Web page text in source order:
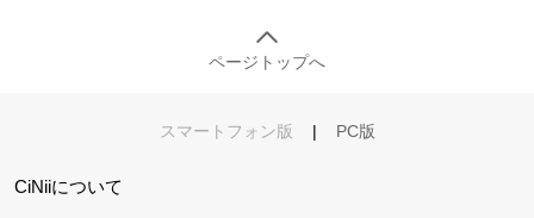
ページトップへ
スマートフォン版 | PC版
CiNiiについて